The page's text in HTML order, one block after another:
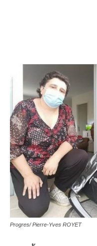
Progres/ Pierre-Yves ROYET